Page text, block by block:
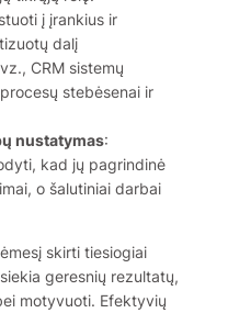
į įrankius ir
dalį
CRM sistemų
stebėsenai ir
nustatymas:
kad jų pagrindinė
o šalutiniai darbai
skirti tiesiogiai
geresnių rezultatų,
motyvuoti. Efektyvių